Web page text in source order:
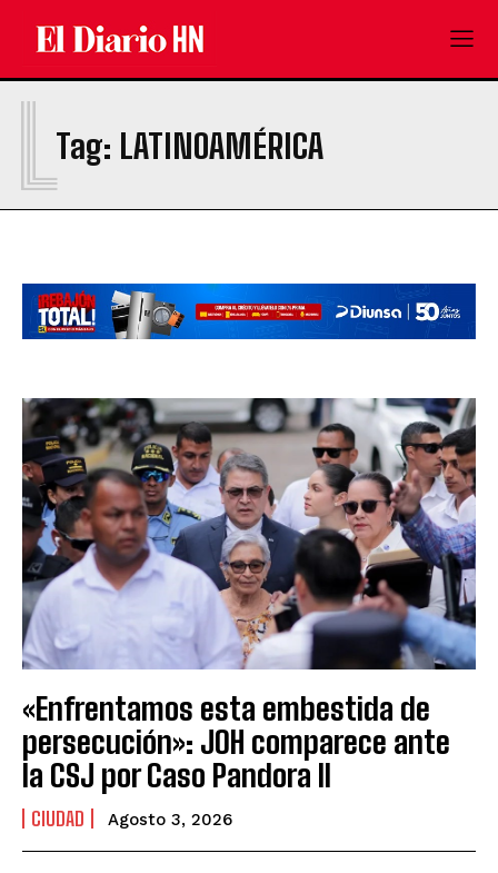
Tag: LATINOAMÉRICA
L
«Enfrentamos esta embestida de
persecución»: JOH comparece ante
la CSJ por Caso Pandora II
CIUDAD Agosto 3, 2026